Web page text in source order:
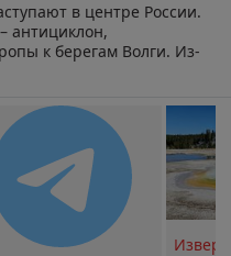
в центре России.
антициклон,
к берегам Волги. Из-